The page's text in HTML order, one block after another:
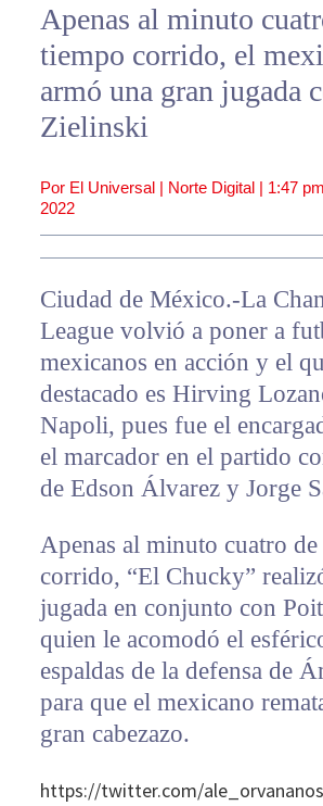
Apenas al minuto
tiempo corrido, el
armó una gran jugada
Zielinski
Por El Universal | Norte Digital | 1:47 pm
2022
Ciudad de México.-La
League volvió a poner a
mexicanos en acción y el
destacado es Hirving
Napoli, pues fue el
el marcador en el partido
de Edson Álvarez y Jorge
Apenas al minuto cuatro
corrido, “El Chucky”
jugada en conjunto con
quien le acomodó el
espaldas de la defensa de
para que el mexicano
gran cabezazo.
https://twitter.com/